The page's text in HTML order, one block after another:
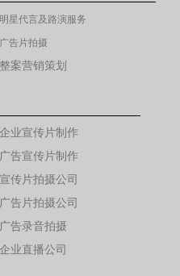
明星代言及路演服务
广告片拍摄
整案营销策划
企业宣传片制作
广告宣传片制作
宣传片拍摄公司
广告片拍摄公司
广告录音拍摄
企业直播公司